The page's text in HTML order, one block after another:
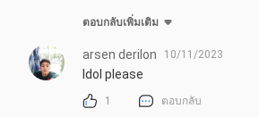
ตอบกลับเพิ่มเติม
arsen derilon 10/11/2023
Idol please
1 ตอบกลับ